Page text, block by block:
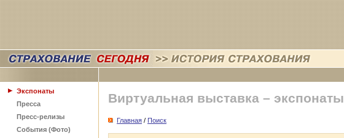
Экспонаты
Пресса
Пресс-релизы
События (Фото)
Виртуальная выставка – экспонаты
Главная / Поиск